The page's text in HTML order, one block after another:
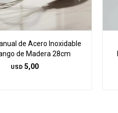
de Acero Inoxidable
de Madera 28cm
USD 5,00